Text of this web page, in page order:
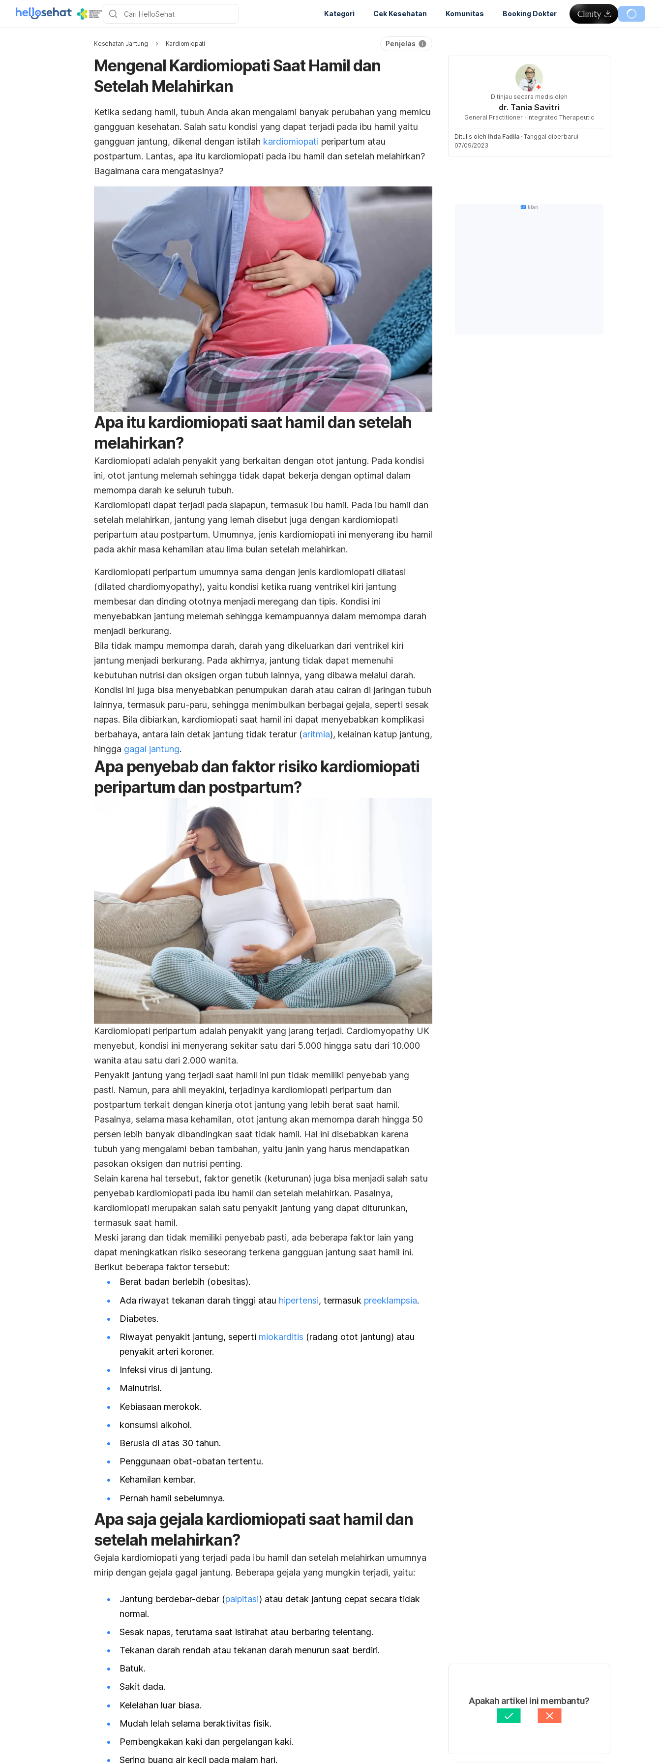
Kategori Cek Kesehatan Komunitas Booking Dokter
Kesehatan Jantung Kardiomiopati Penjelas
Mengenal Kardiomiopati Saat Hamil dan
Setelah Melahirkan
Ketika sedang hamil, tubuh Anda akan mengalami banyak perubahan yang memicu
gangguan kesehatan. Salah satu kondisi yang dapat terjadi pada ibu hamil yaitu
gangguan jantung, dikenal dengan istilah kardiomiopati peripartum atau
postpartum. Lantas, apa itu kardiomiopati pada ibu hamil dan setelah melahirkan?
Bagaimana cara mengatasinya?
Apa itu kardiomiopati saat hamil dan setelah
melahirkan?
Kardiomiopati adalah penyakit yang berkaitan dengan otot jantung. Pada kondisi
ini, otot jantung melemah sehingga tidak dapat bekerja dengan optimal dalam
memompa darah ke seluruh tubuh.
Kardiomiopati dapat terjadi pada siapapun, termasuk ibu hamil. Pada ibu hamil dan
setelah melahirkan, jantung yang lemah disebut juga dengan kardiomiopati
peripartum atau postpartum. Umumnya, jenis kardiomiopati ini menyerang ibu hamil
pada akhir masa kehamilan atau lima bulan setelah melahirkan.
Kardiomiopati peripartum umumnya sama dengan jenis kardiomiopati dilatasi
(dilated chardiomyopathy), yaitu kondisi ketika ruang ventrikel kiri jantung
membesar dan dinding ototnya menjadi meregang dan tipis. Kondisi ini
menyebabkan jantung melemah sehingga kemampuannya dalam memompa darah
menjadi berkurang.
Bila tidak mampu memompa darah, darah yang dikeluarkan dari ventrikel kiri
jantung menjadi berkurang. Pada akhirnya, jantung tidak dapat memenuhi
kebutuhan nutrisi dan oksigen organ tubuh lainnya, yang dibawa melalui darah.
Kondisi ini juga bisa menyebabkan penumpukan darah atau cairan di jaringan tubuh
lainnya, termasuk paru-paru, sehingga menimbulkan berbagai gejala, seperti sesak
napas. Bila dibiarkan, kardiomiopati saat hamil ini dapat menyebabkan komplikasi
berbahaya, antara lain detak jantung tidak teratur (aritmia), kelainan katup jantung,
hingga gagal jantung.
Apa penyebab dan faktor risiko kardiomiopati
peripartum dan postpartum?
Kardiomiopati peripartum adalah penyakit yang jarang terjadi. Cardiomyopathy UK
menyebut, kondisi ini menyerang sekitar satu dari 5.000 hingga satu dari 10.000
wanita atau satu dari 2.000 wanita.
Penyakit jantung yang terjadi saat hamil ini pun tidak memiliki penyebab yang
pasti. Namun, para ahli meyakini, terjadinya kardiomiopati peripartum dan
postpartum terkait dengan kinerja otot jantung yang lebih berat saat hamil.
Pasalnya, selama masa kehamilan, otot jantung akan memompa darah hingga 50
persen lebih banyak dibandingkan saat tidak hamil. Hal ini disebabkan karena
tubuh yang mengalami beban tambahan, yaitu janin yang harus mendapatkan
pasokan oksigen dan nutrisi penting.
Selain karena hal tersebut, faktor genetik (keturunan) juga bisa menjadi salah satu
penyebab kardiomiopati pada ibu hamil dan setelah melahirkan. Pasalnya,
kardiomiopati merupakan salah satu penyakit jantung yang dapat diturunkan,
termasuk saat hamil.
Meski jarang dan tidak memiliki penyebab pasti, ada beberapa faktor lain yang
dapat meningkatkan risiko seseorang terkena gangguan jantung saat hamil ini.
Berikut beberapa faktor tersebut:
Berat badan berlebih (obesitas).
Ada riwayat tekanan darah tinggi atau hipertensi, termasuk preeklampsia.
Diabetes.
Riwayat penyakit jantung, seperti miokarditis (radang otot jantung) atau
penyakit arteri koroner.
Infeksi virus di jantung.
Malnutrisi.
Kebiasaan merokok.
konsumsi alkohol.
Berusia di atas 30 tahun.
Penggunaan obat-obatan tertentu.
Kehamilan kembar.
Pernah hamil sebelumnya.
Apa saja gejala kardiomiopati saat hamil dan
setelah melahirkan?
Gejala kardiomiopati yang terjadi pada ibu hamil dan setelah melahirkan umumnya
mirip dengan gejala gagal jantung. Beberapa gejala yang mungkin terjadi, yaitu:
Jantung berdebar-debar (palpitasi) atau detak jantung cepat secara tidak
normal.
Sesak napas, terutama saat istirahat atau berbaring telentang.
Tekanan darah rendah atau tekanan darah menurun saat berdiri.
Batuk.
Sakit dada.
Kelelahan luar biasa.
Mudah lelah selama beraktivitas fisik.
Pembengkakan kaki dan pergelangan kaki.
Sering buang air kecil pada malam hari.
Ditinjau secara medis oleh
dr. Tania Savitri
General Practitioner · Integrated Therapeutic
Ditulis oleh Ihda Fadila · Tanggal diperbarui
07/09/2023
Iklan
Apakah artikel ini membantu?